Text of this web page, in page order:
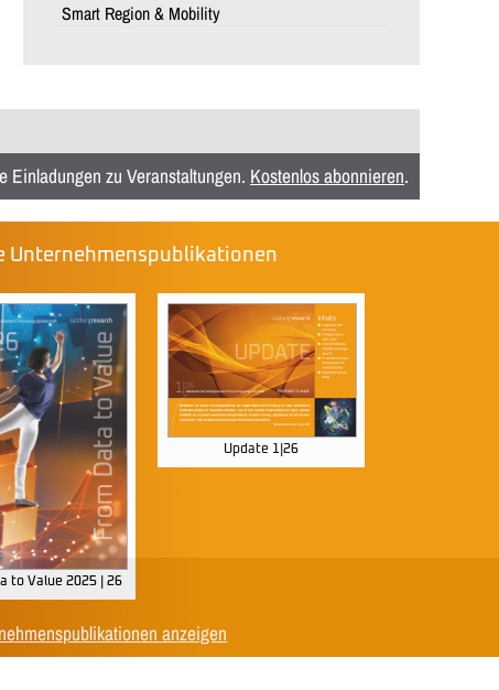
Smart Region & Mobility
Einladungen zu Veranstaltungen. Kostenlos abonnieren.
Unternehmenspublikationen
to Value 2025 | 26
Update 1|26
anzeigen